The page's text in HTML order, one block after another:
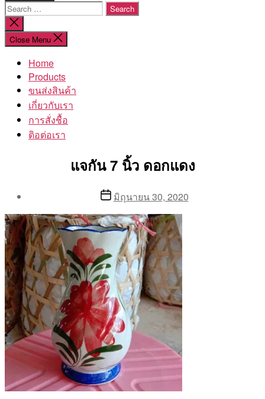
Search
for:
Close
search
Close Menu
Home
Products
ขนส่งสินค้า
เกี่ยวกับเรา
การสั่งชื้อ
ติอต่อเรา
แจกัน 7 นิ้ว ดอกแดง
By
Aea
Postมิถุนายน 30, 2020